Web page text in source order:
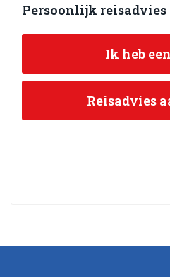
Persoonlijk reisadvies
Ik heb
Reisadvies